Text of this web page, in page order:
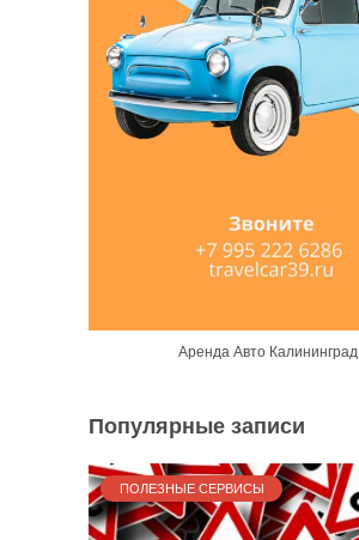
Аренда Авто Калининград
Популярные записи
ПОЛЕЗНЫЕ СЕРВИСЫ